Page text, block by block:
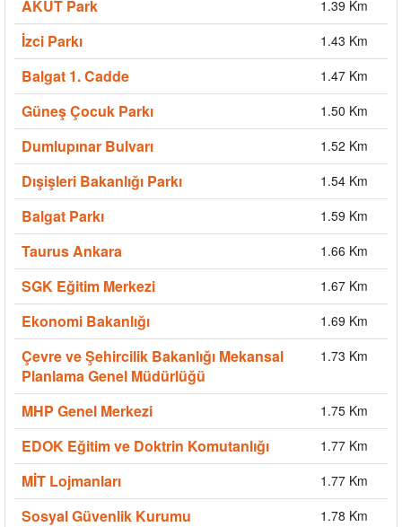
AKUT Park 1.39 Km
İzci Parkı 1.43 Km
Balgat 1. Cadde 1.47 Km
Güneş Çocuk Parkı 1.50 Km
Dumlupınar Bulvarı 1.52 Km
Dışişleri Bakanlığı Parkı 1.54 Km
Balgat Parkı 1.59 Km
Taurus Ankara 1.66 Km
SGK Eğitim Merkezi 1.67 Km
Ekonomi Bakanlığı 1.69 Km
Çevre ve Şehircilik Bakanlığı Mekansal
Planlama Genel Müdürlüğü
1.73 Km
MHP Genel Merkezi 1.75 Km
EDOK Eğitim ve Doktrin Komutanlığı 1.77 Km
MİT Lojmanları 1.77 Km
Sosyal Güvenlik Kurumu 1.78 Km